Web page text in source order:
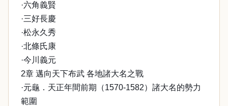
·六角義賢
·三好長慶
·松永久秀
·北條氏康
·今川義元
2章 邁向天下布武 各地諸大名之戰
·元龜．天正年間前期（1570-1582）諸大名的勢力
範圍